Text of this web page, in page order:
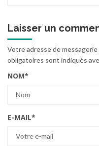
Laisser un
Votre adresse de
obligatoires sont indiqués
NOM*
E-MAIL*